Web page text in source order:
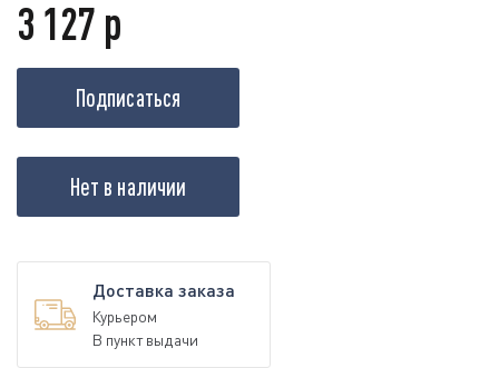
3 127 р
Подписаться
Нет в наличии
Доставка заказа
Курьером
В пункт выдачи